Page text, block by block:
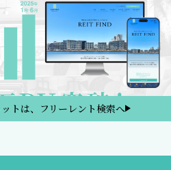
トは、フリーレント検索へ